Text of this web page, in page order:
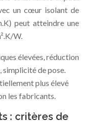
un cœur isolant de
peut atteindre une
W.
élevées, réduction
de pose.
plus élevé
les fabricants.
: critères de